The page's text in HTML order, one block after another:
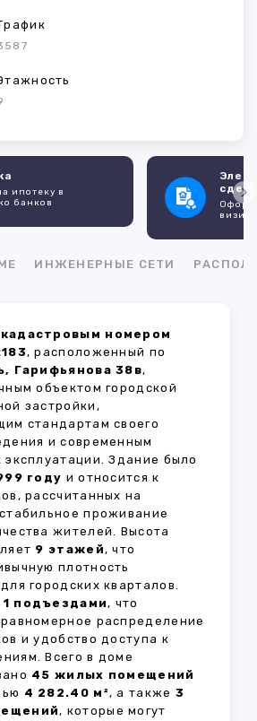
ипотеку в
банков
ИНЖЕНЕРНЫЕ СЕТИ
номером
, расположенный по
Гарифьянова 38в,
объектом городской
застройки,
стандартам своего
и современным
эксплуатации. Здание было
году и относится к
рассчитанных на
проживание
жителей. Высота
9 этажей, что
плотность
городских кварталов.
подъездами, что
распределение
и удобство доступа к
Всего в доме
45 жилых помещений
4 282.40 м², а также 3
, которые могут